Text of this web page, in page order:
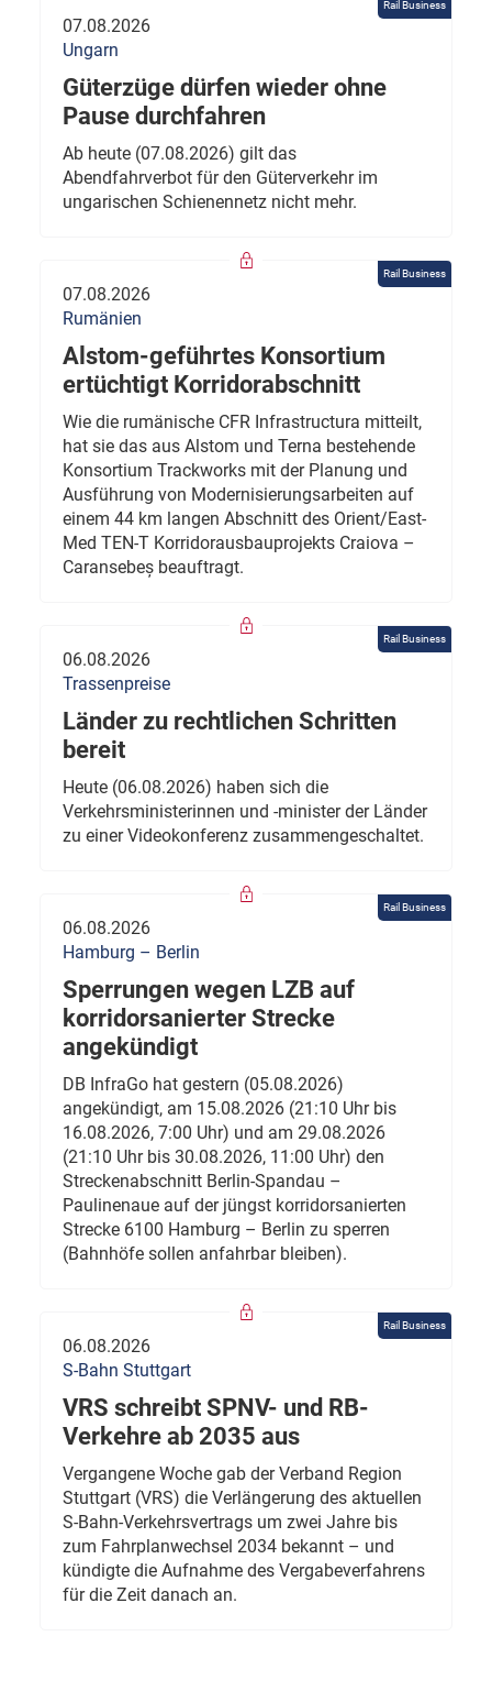
Rail Business
07.08.2026
Ungarn
Güterzüge dürfen wieder ohne
Pause durchfahren
Ab heute (07.08.2026) gilt das
Abendfahrverbot für den Güterverkehr im
ungarischen Schienennetz nicht mehr.
Rail Business
07.08.2026
Rumänien
Alstom-geführtes Konsortium
ertüchtigt Korridorabschnitt
Wie die rumänische CFR Infrastructura mitteilt,
hat sie das aus Alstom und Terna bestehende
Konsortium Trackworks mit der Planung und
Ausführung von Modernisierungsarbeiten auf
einem 44 km langen Abschnitt des Orient/East-
Med TEN-T Korridorausbauprojekts Craiova –
Caransebeș beauftragt.
Rail Business
06.08.2026
Trassenpreise
Länder zu rechtlichen Schritten
bereit
Heute (06.08.2026) haben sich die
Verkehrsministerinnen und -minister der Länder
zu einer Videokonferenz zusammengeschaltet.
Rail Business
06.08.2026
Hamburg – Berlin
Sperrungen wegen LZB auf
korridorsanierter Strecke
angekündigt
DB InfraGo hat gestern (05.08.2026)
angekündigt, am 15.08.2026 (21:10 Uhr bis
16.08.2026, 7:00 Uhr) und am 29.08.2026
(21:10 Uhr bis 30.08.2026, 11:00 Uhr) den
Streckenabschnitt Berlin-Spandau –
Paulinenaue auf der jüngst korridorsanierten
Strecke 6100 Hamburg – Berlin zu sperren
(Bahnhöfe sollen anfahrbar bleiben).
Rail Business
06.08.2026
S-Bahn Stuttgart
VRS schreibt SPNV- und RB-
Verkehre ab 2035 aus
Vergangene Woche gab der Verband Region
Stuttgart (VRS) die Verlängerung des aktuellen
S-Bahn-Verkehrsvertrags um zwei Jahre bis
zum Fahrplanwechsel 2034 bekannt – und
kündigte die Aufnahme des Vergabeverfahrens
für die Zeit danach an.